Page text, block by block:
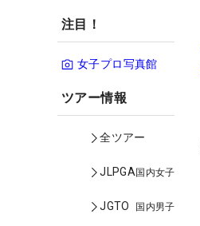
注目！
女子プロ写真館
ツアー情報
全ツアー
JLPGA国内女子
JGTO 国内男子